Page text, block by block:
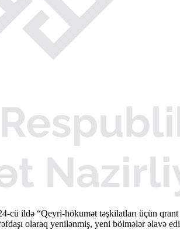
cü ildə “Qeyri-hökumət təşkilatları üçün
olaraq yenilənmiş, yeni bölmələr əlavə